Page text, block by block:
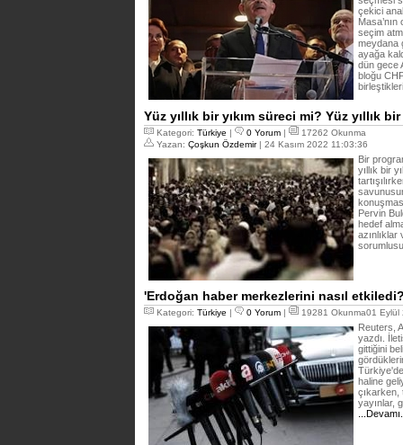
çekici
seçim
meydana
ayağa
dün gece
bloğu
Yüz yıllık bir yıkım süreci mi? Yüz yıllık
Kategori: Türkiye | 0 Yorum |
17262 Okunma
Yazan: Çoşkun Özdemir| 24 Kasım 2022 11:03:36
Bir
yıllık bir
Pervin
hedef
azınlıklar
'Erdoğan haber merkezlerini nasıl
Kategori: Türkiye | 0 Yorum | 19281 Okunma01 Eylül
Reuters,
yazdı.
gittiğini
haline
çıkarken,
yayınlar,